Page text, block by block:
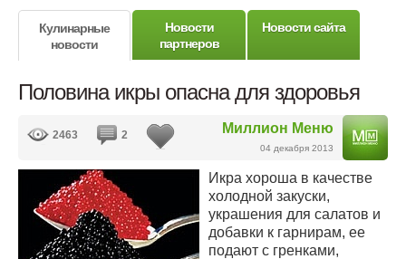
Кулинарные
новости
Новости
партнеров
Новости сайта
Половина икры опасна для здоровья
Миллион Меню
04 декабря 2013
2463 2
Икра хороша в качестве
холодной закуски,
украшения для салатов и
добавки к гарнирам, ее
подают с гренками,